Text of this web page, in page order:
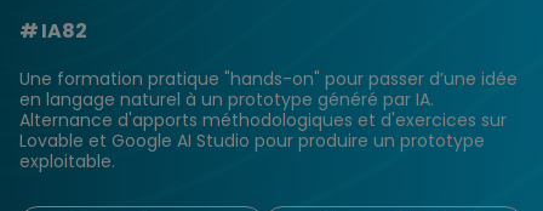
IA82
Une formation pratique "hands-on" pour passer d’une idée
en langage naturel à un prototype généré par IA.
Alternance d'apports méthodologiques et d'exercices sur
Lovable et Google AI Studio pour produire un prototype
exploitable.